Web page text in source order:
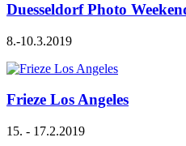
Duesseldorf Photo
8.-10.3.2019
Frieze Los Angeles
15. - 17.2.2019